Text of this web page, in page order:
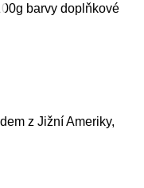
barvy doplňkové
z Jižní Ameriky,